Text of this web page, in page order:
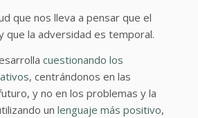
que nos lleva a pensar que el
que la adversidad es temporal.
cuestionando los
, centrándonos en las
y no en los problemas y la
un lenguaje más positivo,